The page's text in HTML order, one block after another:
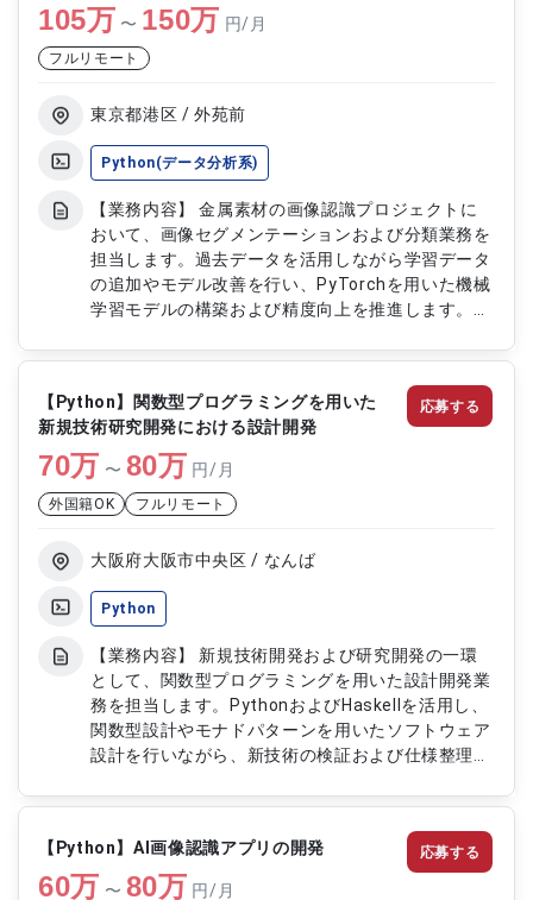
105万 〜 150万 円/月
フルリモート
東京都港区 / 外苑前
Python(データ分析系)
【業務内容】 金属素材の画像認識プロジェクトに
おいて、画像セグメンテーションおよび分類業務を
担当します。過去データを活用しながら学習データ
の追加やモデル改善を行い、PyTorchを用いた機械
学習モデルの構築および精度向上を推進します。
類処理の実施 ・学習データの追加および整備 ・機
械学習モデルの改善およびチューニング ・
PyTorchを用いたモデル構築および検証 ・精度評
価および改善対応
【Python】関数型プログラミングを用いた
新規技術研究開発における設計開発
70万 〜 80万 円/月
外国籍OK フルリモート
大阪府大阪市中央区 / なんば
Python
【業務内容】 新規技術開発および研究開発の一環
として、関数型プログラミングを用いた設計開発業
務を担当します。PythonおよびHaskellを活用し、
関数型設計やモナドパターンを用いたソフトウェア
設計を行いながら、新技術の検証および仕様整理、
よびHaskellを用いた関数型設計の実施 ・モナドパ
ターンを活用したソフトウェア設計対応 ・新技術
の研究開発および設計業務対応 ・技術仕様書の作
成およびレビュー対応
応募する
【Python】AI画像認識アプリの開発
60万 〜 80万 円/月
応募する